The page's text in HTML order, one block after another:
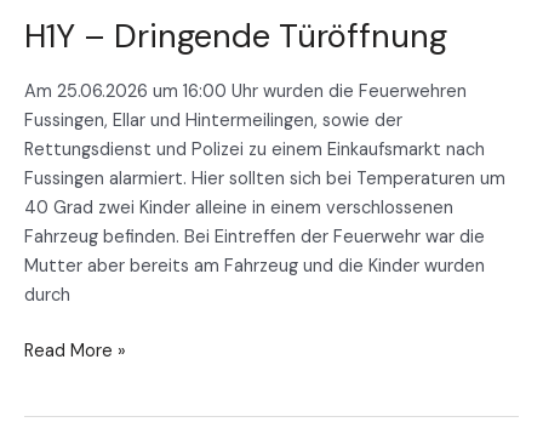
H1Y – Dringende Türöffnung
Am 25.06.2026 um 16:00 Uhr wurden die Feuerwehren
Fussingen, Ellar und Hintermeilingen, sowie der
Rettungsdienst und Polizei zu einem Einkaufsmarkt nach
Fussingen alarmiert. Hier sollten sich bei Temperaturen um
40 Grad zwei Kinder alleine in einem verschlossenen
Fahrzeug befinden. Bei Eintreffen der Feuerwehr war die
Mutter aber bereits am Fahrzeug und die Kinder wurden
durch
Dringende
Read More »